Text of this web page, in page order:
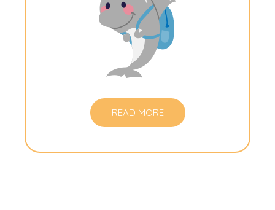
READ MORE